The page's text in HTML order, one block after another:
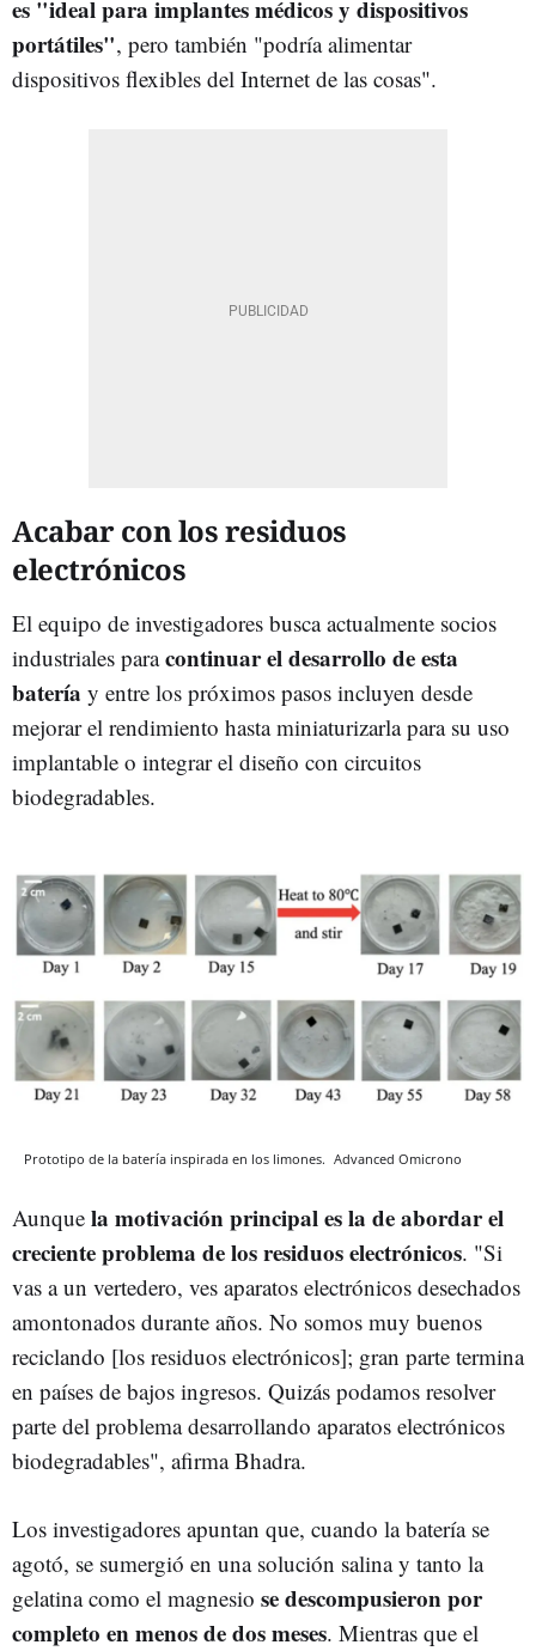
es "ideal para implantes médicos y dispositivos
portátiles", pero también "podría alimentar
dispositivos flexibles del Internet de las cosas".
Acabar con los residuos
electrónicos
El equipo de investigadores busca actualmente socios
industriales paracontinuar el desarrollo de esta
batería y entre los próximos pasos incluyen desde
mejorar el rendimiento hasta miniaturizarla para su uso
implantable o integrar el diseño con circuitos
biodegradables.
Prototipo de la batería inspirada en los limones. Advanced Omicrono
Aunque la motivación principal es la de abordar el
creciente problema de los residuos electrónicos. "Si
vas a un vertedero, ves aparatos electrónicos desechados
amontonados durante años. No somos muy buenos
reciclando [los residuos electrónicos]; gran parte termina
en países de bajos ingresos. Quizás podamos resolver
parte del problema desarrollando aparatos electrónicos
biodegradables", afirma Bhadra.
Los investigadores apuntan que, cuando la batería se
agotó, se sumergió en una solución salina y tanto la
gelatina como el magnesio se descompusieron por
completo en menos de dos meses. Mientras que el